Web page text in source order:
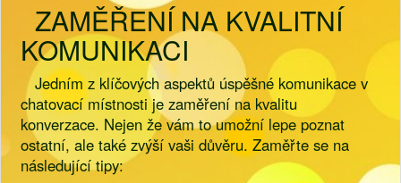
ZAMĚŘENÍ NA KVALITNÍ
KOMUNIKACI
Jedním z klíčových aspektů úspěšné komunikace v
chatovací místnosti je zaměření na kvalitu
konverzace. Nejen že vám to umožní lepe poznat
ostatní, ale také zvýší vaši důvěru. Zaměřte se na
následující tipy: